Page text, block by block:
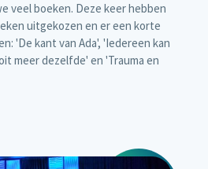
veel boeken. Deze keer hebben
uitgekozen en er een korte
'De kant van Ada', 'Iedereen kan
meer dezelfde' en 'Trauma en